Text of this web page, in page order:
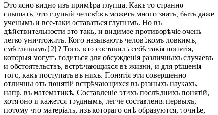
Это ясно видно изъ примѣра глупца. Какъ то странно
слышать, что глупый человѣкъ можетъ много знать, быть даже
ученымъ и все-таки оставаться глупымъ. Но въ
дѣйствительности это такъ, и видимое противорѣчіе очень
легко уничтожить. Кого называютъ человѣкомъ ловкимъ,
смѣтливымъ{2}? Того, кто составилъ себѣ такія понятія,
которыя могутъ годиться для обсужденія различныхъ случаевъ
и обстоятельствъ, встрѣчающихся въ жизни, и для рѣшенія
того, какъ поступать въ нихъ. Понятія эти совершенно
отличны отъ понятій встрѣчающихся въ разныхъ наукахъ,
напр. въ математикѣ. Составленіе этихъ послѣднихъ понятій,
хотя оно и кажется труднымъ, легче составленія первыхъ,
потому что матеріалъ, изъ котораго онѣ образуются, точнѣе,